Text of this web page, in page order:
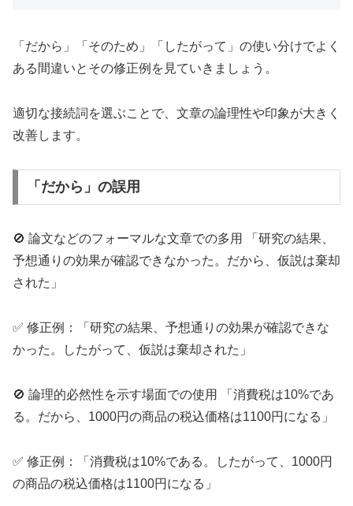
「だから」「そのため」「したがって」の使い分けでよく
ある間違いとその修正例を見ていきましょう。
適切な接続詞を選ぶことで、文章の論理性や印象が大きく
改善します。
「だから」の誤用
🚫 論文などのフォーマルな文章での多用 「研究の結果、
予想通りの効果が確認できなかった。だから、仮説は棄却
された」
✅ 修正例：「研究の結果、予想通りの効果が確認できな
かった。したがって、仮説は棄却された」
🚫 論理的必然性を示す場面での使用 「消費税は10%であ
る。だから、1000円の商品の税込価格は1100円になる」
✅ 修正例：「消費税は10%である。したがって、1000円
の商品の税込価格は1100円になる」